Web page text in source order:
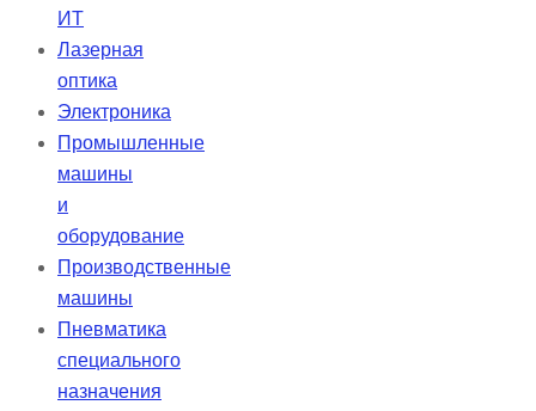
ИТ
Лазерная
оптика
Электроника
Промышленные
машины
и
оборудование
Производственные
машины
Пневматика
специального
назначения